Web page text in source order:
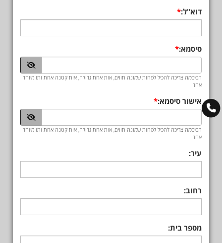
דוא"ל:
סיסמא:
הסיסמה צריכה להכיל לפחות שמונה תווים, אות אחת גדולה, אות קטנה אחת ותו מיוחד
אחד
אישור סיסמא:
הסיסמה צריכה להכיל לפחות שמונה תווים, אות אחת גדולה, אות קטנה אחת ותו מיוחד
אחד
עיר:
רחוב:
מספר בית: